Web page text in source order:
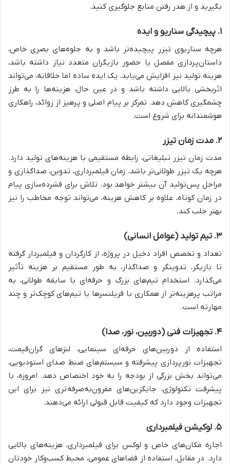
بگیرید و از هدر رفتن منابع جلوگیری کنید.
۱. پیچیدگی سناریو و ایده
هرچه سناریوی تیزر پیچیده‌تر باشد و به جلوه‌های بصری خاص،
داستان‌پردازی مفصل یا حضور بازیگران متعدد نیاز داشته باشد،
هزینه تولید نیز افزایش می‌یابد. یک ایده ساده اما خلاقانه، می‌تواند
اثربخشی بالایی داشته باشد و در عین حال، هزینه‌ها را به طرز
چشمگیری کاهش دهد. تمرکز بر پیام اصلی و پرهیز از زوائد، راهکاری
هوشمندانه برای شروع است.
۲. مدت زمان تیزر
مدت زمان تیزر تبلیغاتی، رابطه مستقیمی با هزینه‌های تولید دارد.
هرچه یک تیزر طولانی‌تر باشد، زمان فیلمبرداری، تدوین، صداگذاری و
مراحل پس‌تولید آن بیشتر خواهد بود. تلاش برای فشرده‌سازی پیام
در زمان کوتاه، علاوه بر کاهش هزینه، می‌تواند توجه مخاطب را نیز
بهتر جلب کند.
۳. تیم تولید (عوامل انسانی)
تعداد و تخصص افراد دخیل در پروژه، از کارگردان و فیلمبردار گرفته
تا بازیگر، تدوینگر و صداگذار، به طور مستقیم بر هزینه تأثیر
می‌گذارد. استخدام تیم‌های بزرگ و حرفه‌ای با سابقه طولانی، به
مراتب پرهزینه‌تر از همکاری با فریلنسرها یا تیم‌های کوچک‌تر و چند
مهارته است.
۴. تجهیزات فنی (دوربین، نور، صدا)
استفاده از دوربین‌های حرفه‌ای سینمایی، لنزهای گران‌قیمت،
تجهیزات نورپردازی پیشرفته و سیستم‌های ضبط صدای استودیویی،
می‌تواند بخش بزرگی از بودجه را به خود اختصاص دهد. امروزه، با
پیشرفت تکنولوژی، جایگزین‌های مقرون‌به‌صرفه‌تری نیز برای این
تجهیزات وجود دارد که کیفیت قابل قبولی ارائه می‌دهند.
۵. لوکیشن فیلمبرداری
اجاره مکان‌های خاص و لوکس برای فیلمبرداری، هزینه‌های بالایی
دارد. در مقابل، استفاده از فضاهای عمومی، محیط کسب‌وکار خودتان